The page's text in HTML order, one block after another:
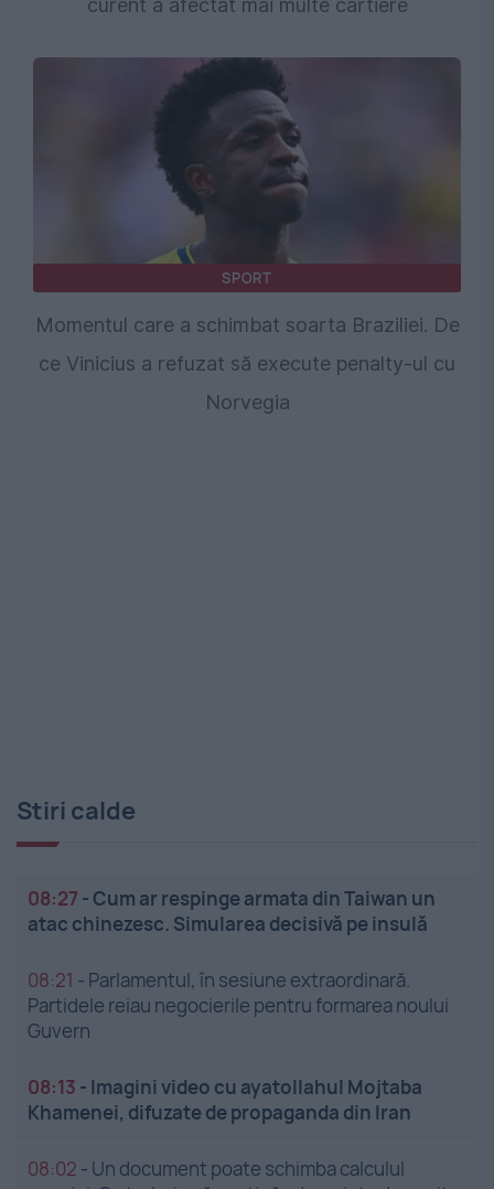
SPORT
Momentul care a schimbat soarta Braziliei. De
ce Vinicius a refuzat să execute penalty-ul cu
Norvegia
Stiri calde
08:27 -Cum ar respinge armata din Taiwan un
atac chinezesc. Simularea decisivă pe insulă
08:21 - Parlamentul, în sesiune extraordinară.
Partidele reiau negocierile pentru formarea noului
Guvern
08:13 - Imagini video cu ayatollahul Mojtaba
Khamenei, difuzate de propaganda din Iran
08:02 - Un document poate schimba calculul